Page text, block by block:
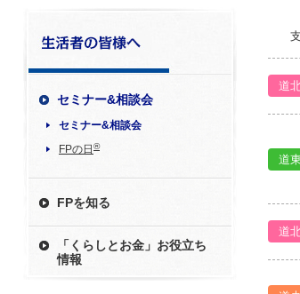
セミナー&相談会
セミナー&相談会
FPの日 ®
FPを知る
「くらしとお金」お役立ち
情報
道
道
道